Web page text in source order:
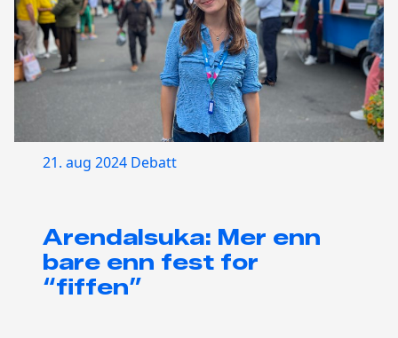
21. aug 2024 Debatt
Arendalsuka: Mer enn
bare enn fest for
“fiffen”